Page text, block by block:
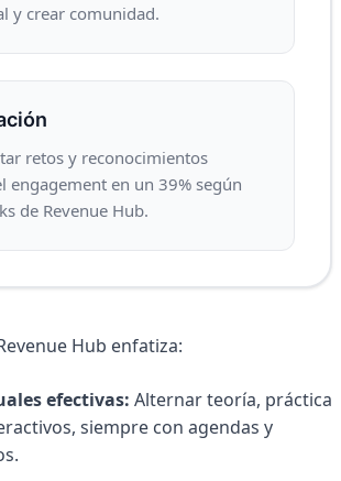
y crear comunidad.
retos y reconocimientos
engagement en un 39% según
de Revenue Hub.
Hub enfatiza:
efectivas: Alternar teoría, práctica
siempre con agendas y